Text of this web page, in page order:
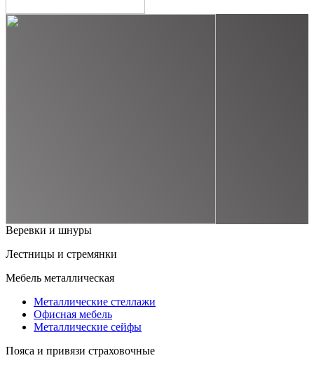
Веревки и шнуры
Лестницы и стремянки
Мебель металлическая
Металлические стеллажи
Офисная мебель
Металлические сейфы
Пояса и привязи страховочные